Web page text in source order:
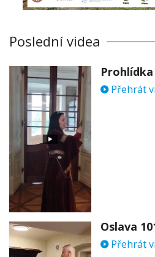
Poslední videa
Přehrát
Přehrát